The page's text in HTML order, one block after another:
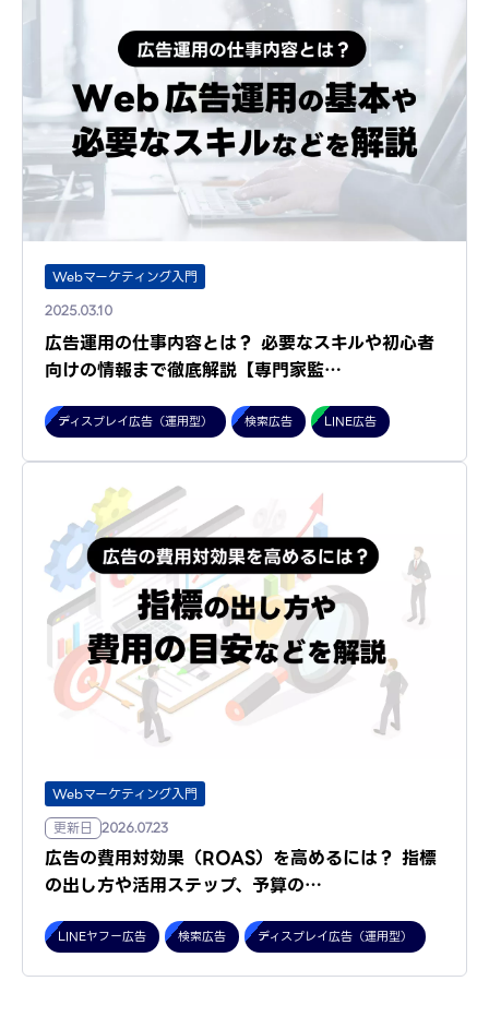
Webマーケティング入門
2025.03.10
広告運用の仕事内容とは？ 必要なスキルや初心者
向けの情報まで徹底解説【専門家監…
ディスプレイ広告（運用型） 検索広告 LINE広告
Webマーケティング入門
更新日
2026.07.23
広告の費用対効果（ROAS）を高めるには？ 指標
の出し方や活用ステップ、予算の…
LINEヤフー広告 検索広告 ディスプレイ広告（運用型）